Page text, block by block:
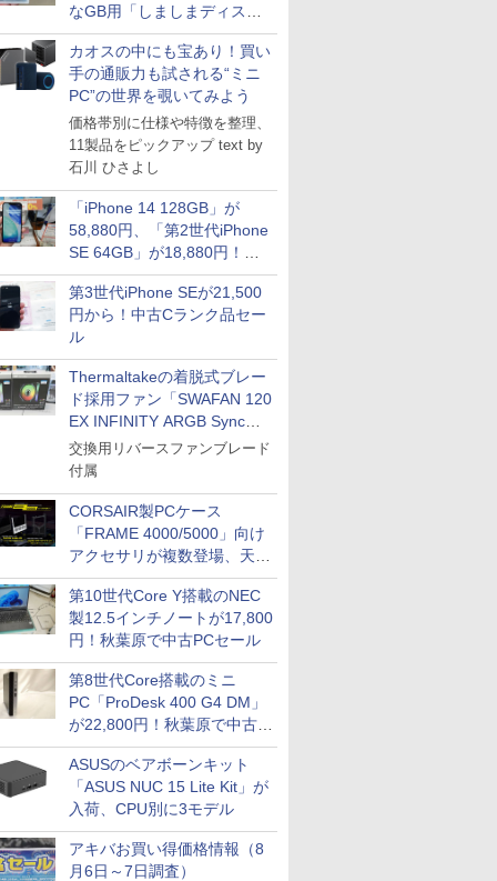
なGB用「しましまディスク
システム」
カオスの中にも宝あり！買い
手の通販力も試される“ミニ
PC”の世界を覗いてみよう
価格帯別に仕様や特徴を整理、
11製品をピックアップ text by
石川 ひさよし
「iPhone 14 128GB」が
58,880円、「第2世代iPhone
SE 64GB」が18,880円！中
古Bランク品セール
第3世代iPhone SEが21,500
円から！中古Cランク品セー
ル
Thermaltakeの着脱式ブレー
ド採用ファン「SWAFAN 120
EX INFINITY ARGB Sync」
に単品パッケージ
交換用リバースファンブレード
付属
CORSAIR製PCケース
「FRAME 4000/5000」向け
アクセサリが複数登場、天然
木製パネルや背面コネクタ対
応トレイなど
第10世代Core Y搭載のNEC
製12.5インチノートが17,800
円！秋葉原で中古PCセール
第8世代Core搭載のミニ
PC「ProDesk 400 G4 DM」
が22,800円！秋葉原で中古
PCセール
ASUSのベアボーンキット
「ASUS NUC 15 Lite Kit」が
入荷、CPU別に3モデル
アキバお買い得価格情報（8
月6日～7日調査）